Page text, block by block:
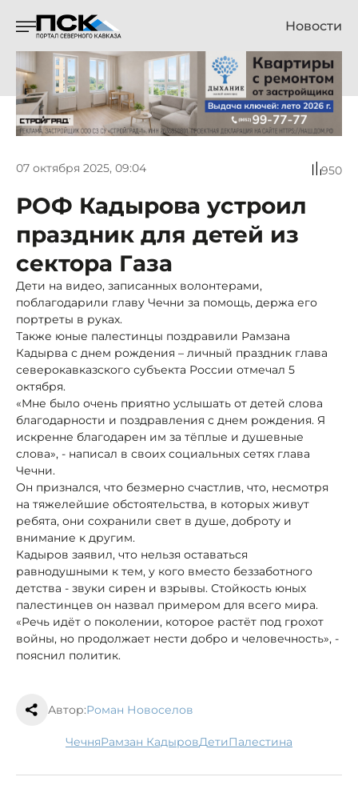
Новости
07 октября 2025, 09:04 950
РОФ Кадырова устроил
праздник для детей из
сектора Газа
Дети на видео, записанных волонтерами,
поблагодарили главу Чечни за помощь, держа его
портреты в руках.
Также юные палестинцы поздравили Рамзана
Кадырва с днем рождения – личный праздник глава
северокавказского субъекта России отмечал 5
октября.
«Мне было очень приятно услышать от детей слова
благодарности и поздравления с днем рождения. Я
искренне благодарен им за тёплые и душевные
слова», - написал в своих социальных сетях глава
Чечни.
Он признался, что безмерно счастлив, что, несмотря
на тяжелейшие обстоятельства, в которых живут
ребята, они сохранили свет в душе, доброту и
внимание к другим.
Кадыров заявил, что нельзя оставаться
равнодушными к тем, у кого вместо беззаботного
детства - звуки сирен и взрывы. Стойкость юных
палестинцев он назвал примером для всего мира.
«Речь идёт о поколении, которое растёт под грохот
войны, но продолжает нести добро и человечность», -
пояснил политик.
Автор:Роман Новоселов
Чечня Рамзан Кадыров дети Палестина